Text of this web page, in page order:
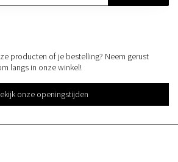
producten of je bestelling? Neem gerust
langs in onze winkel!
onze openingstijden